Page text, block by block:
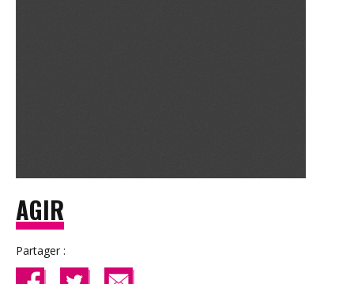
AGIR
Partager :